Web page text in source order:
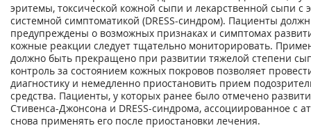
эритемы, токсической кожной сыпи и лекарственной сыпи с
системной симптоматикой (DRESS-синдром). Пациенты
предупреждены о возможных признаках и симптомах
кожные реакции следует тщательно мониторировать.
должно быть прекращено при развитии тяжелой степени
контроль за состоянием кожных покровов позволяет
диагностику и немедленно приостановить прием
средства. Пациенты, у которых ранее было отмечено
Стивенса-Джонсона и DRESS-синдрома, ассоциированное с
снова применять его после приостановки лечения.